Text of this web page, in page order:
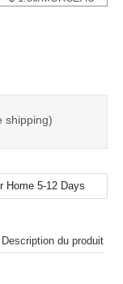
shipping)
Description du produit